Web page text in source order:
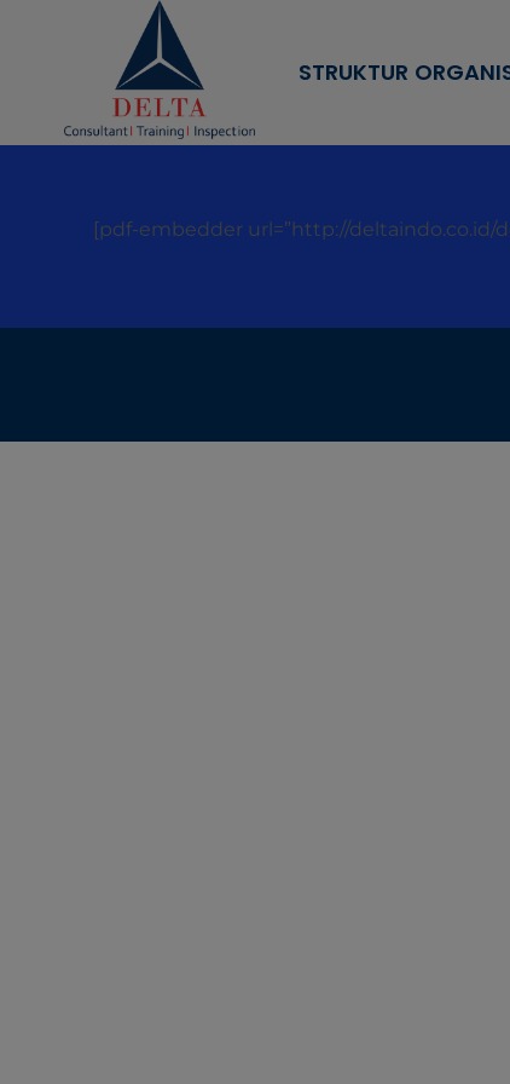
STRUKTUR
[pdf-embedder url=”http://deltaindo.co.id/